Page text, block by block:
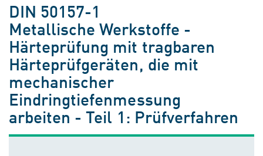
DIN 50157-1
Metallische Werkstoffe -
Härteprüfung mit tragbaren
Härteprüfgeräten, die mit
mechanischer
Eindringtiefenmessung
arbeiten - Teil 1: Prüfverfahren